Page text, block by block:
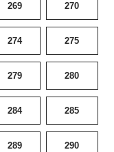
269 270
274 275
279 280
284 285
289 290